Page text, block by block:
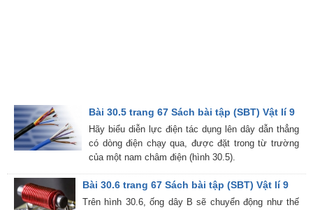
Bài 30.5 trang 67 Sách bài tập (SBT) Vật lí 9
Hãy biểu diễn lực điện tác dụng lên dây dẫn thẳng
có dòng điện chạy qua, được đặt trong từ trường
của một nam châm điện (hình 30.5).
Bài 30.6 trang 67 Sách bài tập (SBT) Vật lí 9
Trên hình 30.6, ống dây B sẽ chuyển động như thế